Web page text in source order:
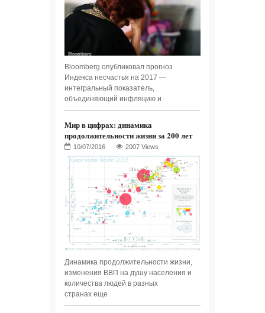
Bloomberg опубликовал прогноз
Индекса несчастья на 2017 —
интегральный показатель,
объединяющий инфляцию и
Мир в цифрах: динамика
продолжительности жизни за 200 лет
2007 Views
Динамика продолжительности жизни,
изменения ВВП на душу населения и
количества людей в разных
странах еще